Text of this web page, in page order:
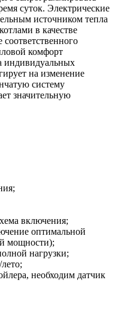
суток. Электрические
источником тепла
в качестве
комфорт
индивидуальных
на изменение
систему
значительную
включения;
оптимальной
мощности);
нагрузки;
необходим датчик